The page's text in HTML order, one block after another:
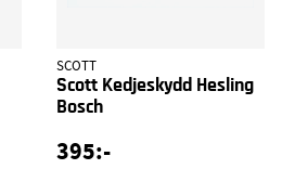
SCOTT
Scott Kedjeskydd Hesling
Bosch
395:-